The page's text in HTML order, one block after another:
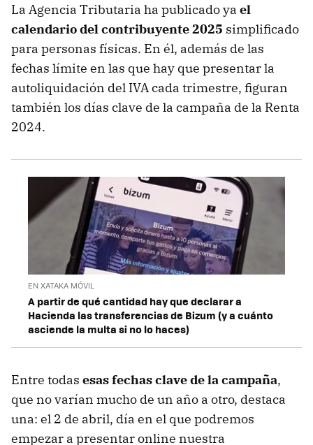
La Agencia Tributaria ha publicado ya el
calendario del contribuyente 2025 simplificado
para personas físicas. En él, además de las
fechas límite en las que hay que presentar la
autoliquidación del IVA cada trimestre, figuran
también los días clave de la campaña de la Renta
2024.
EN XATAKA MÓVIL
A partir de qué cantidad hay que declarar a
Hacienda las transferencias de Bizum (y a cuánto
asciende la multa si no lo haces)
Entre todas esas fechas clave de la campaña,
que no varían mucho de un año a otro, destaca
una: el 2 de abril, día en el que podremos
empezar a presentar online nuestra